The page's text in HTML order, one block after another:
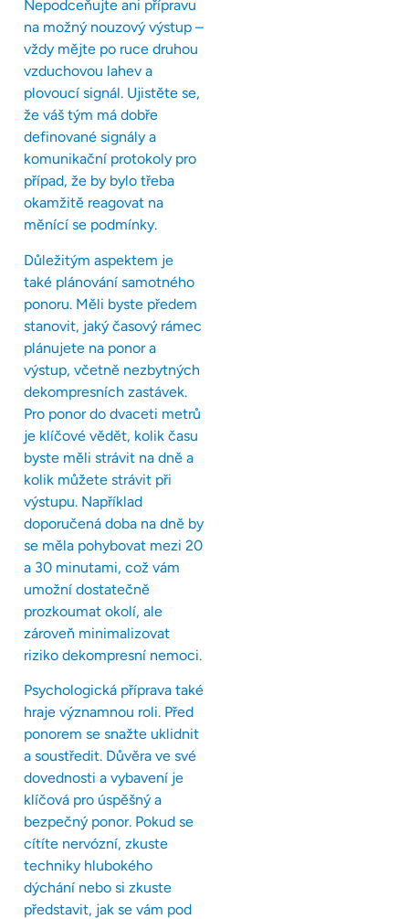
Nepodceňujte ani přípravu
na možný nouzový výstup –
vždy mějte po ruce druhou
vzduchovou lahev a
plovoucí signál. Ujistěte se,
že váš tým má dobře
definované signály a
komunikační protokoly pro
případ, že by bylo třeba
okamžitě reagovat na
měnící se podmínky.
Důležitým aspektem je
také plánování samotného
ponoru. Měli byste předem
stanovit, jaký časový rámec
plánujete na ponor a
výstup, včetně nezbytných
dekompresních zastávek.
Pro ponor do dvaceti metrů
je klíčové vědět, kolik času
byste měli strávit na dně a
kolik můžete strávit při
výstupu. Například
doporučená doba na dně by
se měla pohybovat mezi 20
a 30 minutami, což vám
umožní dostatečně
prozkoumat okolí, ale
zároveň minimalizovat
riziko dekompresní nemoci.
Psychologická příprava také
hraje významnou roli. Před
ponorem se snažte uklidnit
a soustředit. Důvěra ve své
dovednosti a vybavení je
klíčová pro úspěšný a
bezpečný ponor. Pokud se
cítíte nervózní, zkuste
techniky hlubokého
dýchání nebo si zkuste
představit, jak se vám pod